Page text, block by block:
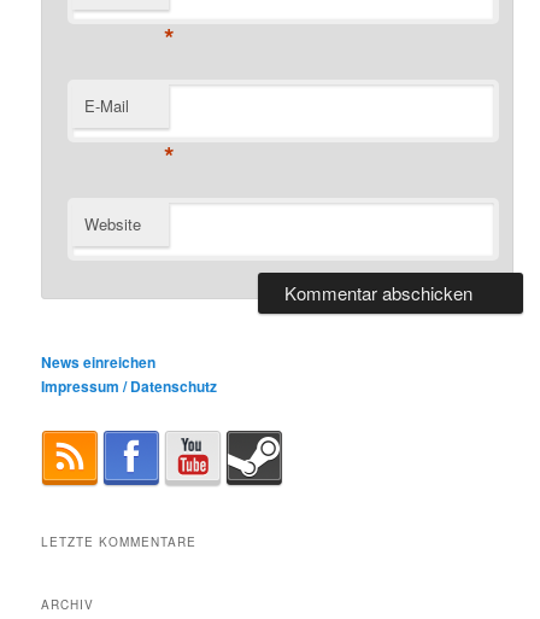
*
E-Mail
*
Website
News einreichen
Impressum / Datenschutz
LETZTE KOMMENTARE
ARCHIV